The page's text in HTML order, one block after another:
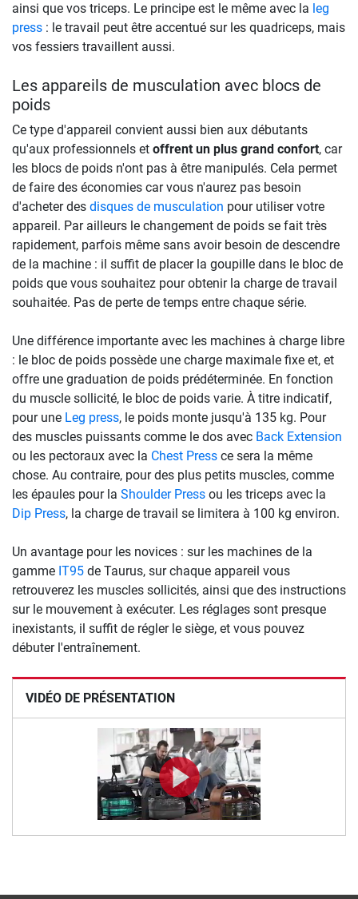
VIDÉO DE PRÉSENTATION
ainsi que vos triceps. Le principe est le même avec la leg
press : le travail peut être accentué sur les quadriceps, mais
vos fessiers travaillent aussi.
Les appareils de musculation avec blocs de
poids
Ce type d'appareil convient aussi bien aux débutants
qu'aux professionnels et offrent un plus grand confort, car
les blocs de poids n'ont pas à être manipulés. Cela permet
de faire des économies car vous n'aurez pas besoin
d'acheter des disques de musculation pour utiliser votre
appareil. Par ailleurs le changement de poids se fait très
rapidement, parfois même sans avoir besoin de descendre
de la machine : il suffit de placer la goupille dans le bloc de
poids que vous souhaitez pour obtenir la charge de travail
souhaitée. Pas de perte de temps entre chaque série.
Une différence importante avec les machines à charge libre
: le bloc de poids possède une charge maximale fixe et, et
offre une graduation de poids prédéterminée. En fonction
du muscle sollicité, le bloc de poids varie. À titre indicatif,
pour une Leg press, le poids monte jusqu'à 135 kg. Pour
des muscles puissants comme le dos avec Back Extension
ou les pectoraux avec la Chest Press ce sera la même
chose. Au contraire, pour des plus petits muscles, comme
les épaules pour la Shoulder Press ou les triceps avec la
Dip Press, la charge de travail se limitera à 100 kg environ.
Un avantage pour les novices : sur les machines de la
gamme IT95 de Taurus, sur chaque appareil vous
retrouverez les muscles sollicités, ainsi que des instructions
sur le mouvement à exécuter. Les réglages sont presque
inexistants, il suffit de régler le siège, et vous pouvez
débuter l'entraînement.